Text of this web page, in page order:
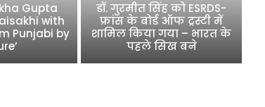
Gupta
with
Punjabi by
डॉ. गुरमीत सिंह को ESRDS-
फ्रांस के बोर्ड ऑफ ट्रस्टी में
शामिल किया गया – भारत के
पहले सिख बने